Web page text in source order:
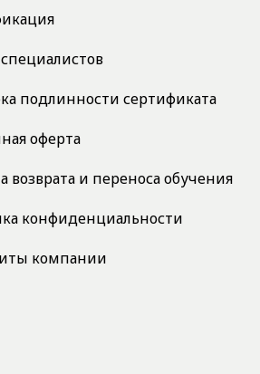
подлинности сертификата
оферта
возврата и переноса обучения
конфиденциальности
компании